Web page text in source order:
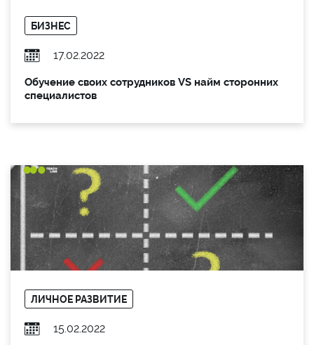
БИЗНЕС
17.02.2022
Обучение своих сотрудников VS найм сторонних
специалистов
ЛИЧНОЕ РАЗВИТИЕ
15.02.2022